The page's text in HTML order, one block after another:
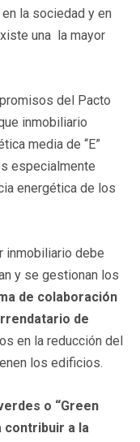
la sociedad y en
una la mayor
del Pacto
inmobiliario
media de “E”
especialmente
energética de los
inmobiliario debe
y se gestionan los
de colaboración
de
en la reducción del
los edificios.
o “Green
contribuir a la